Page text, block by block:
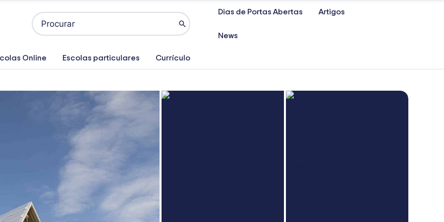
Search
for:
Dias de Portas Abertas Artigos
News
Online Escolas particulares Currículo